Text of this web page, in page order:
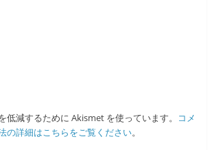
低減するために Akismet を使っています。
コメ
の詳細はこちらをご覧ください。